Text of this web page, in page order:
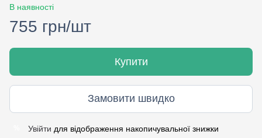
В наявності
755 грн/шт
Купити
Замовити швидко
Увійти для відображення накопичувальної знижки